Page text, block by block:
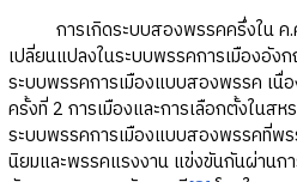
การเกิดระบบสองพรรคครึ่งใน ค.
เปลี่ยนแปลงในระบบพรรคการเมืองอัง
ระบบพรรคการเมืองแบบสองพรรค เนื่
ครั้งที่ 2 การเมืองและการเลือกตั้งในส
ระบบพรรคการเมืองแบบสองพรรคที่
นิยมและพรรคแรงงาน แข่งขันกันผ่านก